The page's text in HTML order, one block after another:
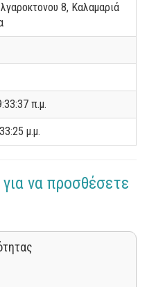
8, Καλαμαριά
π.μ.
μ.μ.
να προσθέσετε